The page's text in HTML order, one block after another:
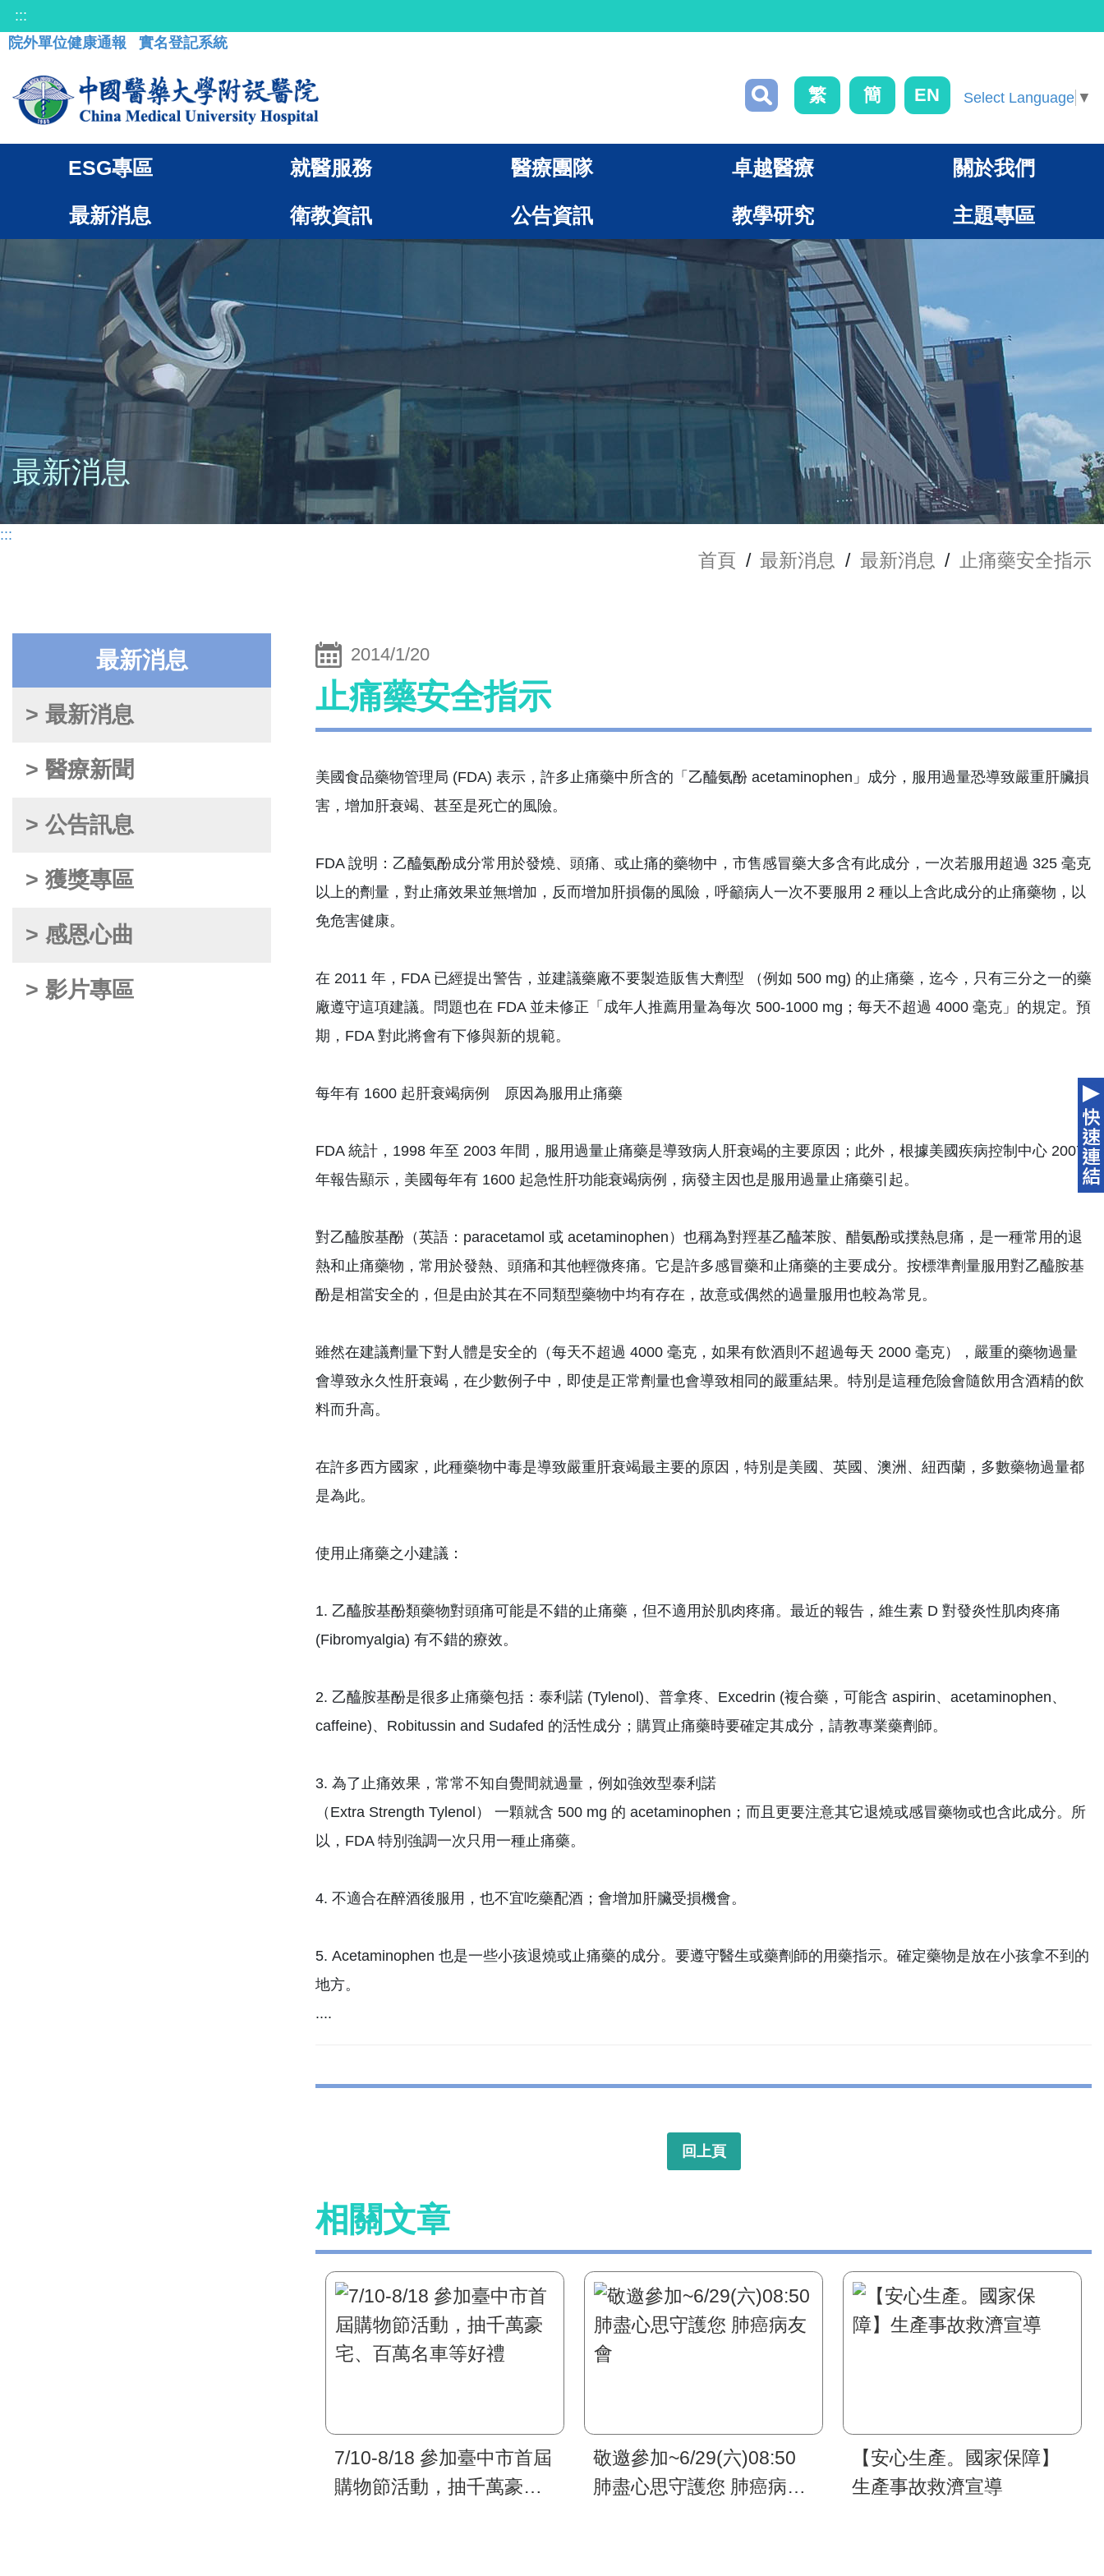
:::
院外單位健康通報
實名登記系統
繁 簡 EN Select Language ▼
ESG專區 就醫服務 醫療團隊 卓越醫療 關於我們
最新消息 衛教資訊 公告資訊 教學研究 主題專區
最新消息
:::
首頁 / 最新消息 / 最新消息 / 止痛藥安全指示
最新消息
> 最新消息
> 醫療新聞
> 公告訊息
> 獲獎專區
> 感恩心曲
> 影片專區
2014/1/20
止痛藥安全指示
美國食品藥物管理局 (FDA) 表示，許多止痛藥中所含的「乙醯氨酚 acetaminophen」成分，服用過量恐導致嚴重肝臟損
害，增加肝衰竭、甚至是死亡的風險。
FDA 說明：乙醯氨酚成分常用於發燒、頭痛、或止痛的藥物中，市售感冒藥大多含有此成分，一次若服用超過 325 毫克
以上的劑量，對止痛效果並無增加，反而增加肝損傷的風險，呼籲病人一次不要服用 2 種以上含此成分的止痛藥物，以
免危害健康。
在 2011 年，FDA 已經提出警告，並建議藥廠不要製造販售大劑型 （例如 500 mg) 的止痛藥，迄今，只有三分之一的藥
廠遵守這項建議。問題也在 FDA 並未修正「成年人推薦用量為每次 500-1000 mg；每天不超過 4000 毫克」的規定。預
期，FDA 對此將會有下修與新的規範。
每年有 1600 起肝衰竭病例 原因為服用止痛藥
FDA 統計，1998 年至 2003 年間，服用過量止痛藥是導致病人肝衰竭的主要原因；此外，根據美國疾病控制中心 2007
年報告顯示，美國每年有 1600 起急性肝功能衰竭病例，病發主因也是服用過量止痛藥引起。
對乙醯胺基酚（英語：paracetamol 或 acetaminophen）也稱為對羥基乙醯苯胺、醋氨酚或撲熱息痛，是一種常用的退
熱和止痛藥物，常用於發熱、頭痛和其他輕微疼痛。它是許多感冒藥和止痛藥的主要成分。按標準劑量服用對乙醯胺基
酚是相當安全的，但是由於其在不同類型藥物中均有存在，故意或偶然的過量服用也較為常見。
雖然在建議劑量下對人體是安全的（每天不超過 4000 毫克，如果有飲酒則不超過每天 2000 毫克），嚴重的藥物過量
會導致永久性肝衰竭，在少數例子中，即使是正常劑量也會導致相同的嚴重結果。特別是這種危險會隨飲用含酒精的飲
料而升高。
在許多西方國家，此種藥物中毒是導致嚴重肝衰竭最主要的原因，特別是美國、英國、澳洲、紐西蘭，多數藥物過量都
是為此。
使用止痛藥之小建議：
1. 乙醯胺基酚類藥物對頭痛可能是不錯的止痛藥，但不適用於肌肉疼痛。最近的報告，維生素 D 對發炎性肌肉疼痛
(Fibromyalgia) 有不錯的療效。
2. 乙醯胺基酚是很多止痛藥包括：泰利諾 (Tylenol)、普拿疼、Excedrin (複合藥，可能含 aspirin、acetaminophen、
caffeine)、Robitussin and Sudafed 的活性成分；購買止痛藥時要確定其成分，請教專業藥劑師。
3. 為了止痛效果，常常不知自覺間就過量，例如強效型泰利諾
（Extra Strength Tylenol） 一顆就含 500 mg 的 acetaminophen；而且更要注意其它退燒或感冒藥物或也含此成分。所
以，FDA 特別強調一次只用一種止痛藥。
4. 不適合在醉酒後服用，也不宜吃藥配酒；會增加肝臟受損機會。
5. Acetaminophen 也是一些小孩退燒或止痛藥的成分。要遵守醫生或藥劑師的用藥指示。確定藥物是放在小孩拿不到的
地方。
....
回上頁
相關文章
7/10-8/18 參加臺中市首屆
購物節活動，抽千萬豪
敬邀參加~6/29(六)08:50
肺盡心思守護您 肺癌病友
【安心生產。國家保障】
生產事故救濟宣導